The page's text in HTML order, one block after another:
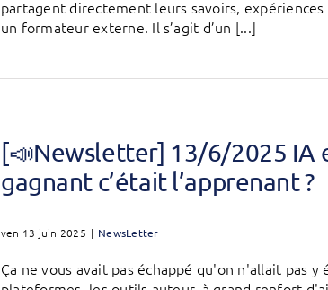
partagent directement leurs savoirs,
un formateur externe. Il s’agit d’un [...]
[📣Newsletter] 13/6/2025 IA
gagnant c’était l’apprenant ?
ven 13 juin 2025 | NewsLetter
Ça ne vous avait pas échappé qu'on n'allait pas y